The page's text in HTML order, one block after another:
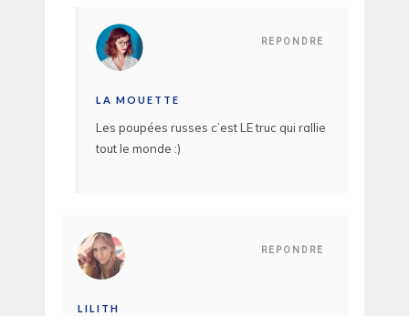
REPONDRE
LA MOUETTE
Les poupées russes c’est LE truc qui rallie
tout le monde :)
REPONDRE
LILITH